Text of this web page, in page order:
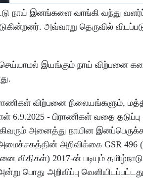
நாய் இனங்களை வாங்கி வந்து
அவ்வாறு தெருவில்
செய்யாமல் இயங்கும் நாய் விற்பனை
விற்பனை நிலையங்களும்,
6.9.2025 - பிராணிகள் வதை
அனைத்து நாயின
அறிவிக்கை GSR 496
விதிகள்) 2017-ன் படியும்
பொது அறிவிப்பு